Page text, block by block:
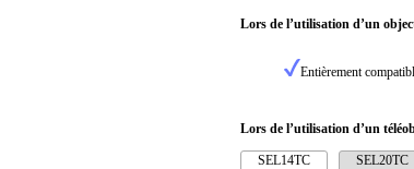
Lors de l’utilisation d’un
Entièrement
Lors de l’utilisation d’un
SEL14TC SEL20TC